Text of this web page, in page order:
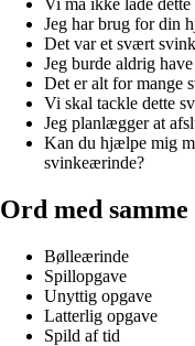
Jeg har brug for din
Det var et svært
Jeg burde aldrig
Det er alt for mange
Vi skal tackle dette
Jeg planlægger at
Kan du hjælpe mig
svinkeærinde?
Ord med
Bølleærinde
Spillopgave
Unyttig opgave
Latterlig opgave
Spild af tid